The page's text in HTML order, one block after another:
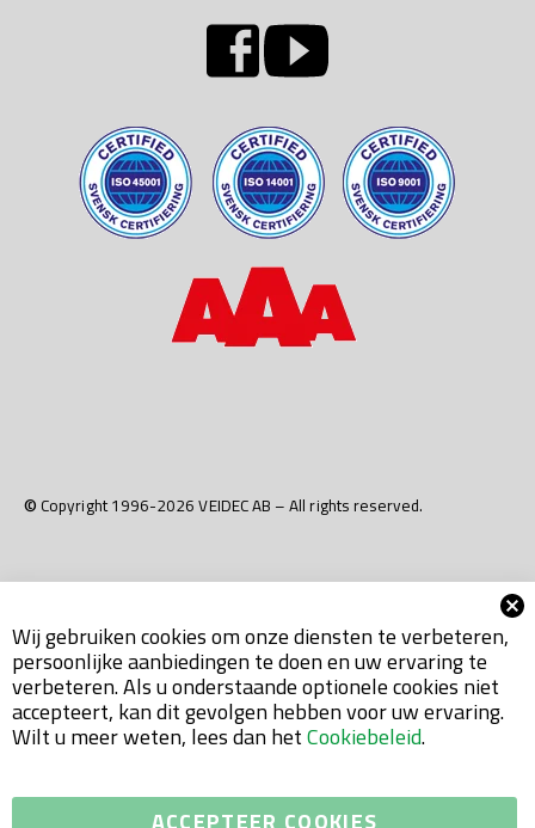
© Copyright 1996-2026 VEIDEC AB – All rights reserved.
Wij gebruiken cookies om onze diensten te verbeteren,
persoonlijke aanbiedingen te doen en uw ervaring te
verbeteren. Als u onderstaande optionele cookies niet
accepteert, kan dit gevolgen hebben voor uw ervaring.
Wilt u meer weten, lees dan hetCookiebeleid.
ACCEPTEER COOKIES